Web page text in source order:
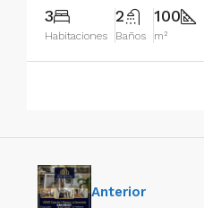
3
Habitaciones
2
Baños
100
m²
Anterior